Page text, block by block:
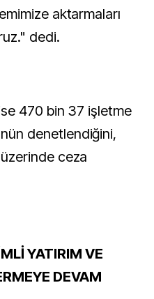
aktarmaları
dedi.
ise 470 bin 37 işletme
denetlendiğini,
ceza
YATIRIM VE
DEVAM